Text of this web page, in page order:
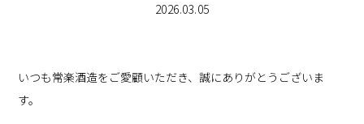
2026.03.05
いつも常楽酒造をご愛顧いただき、誠にありがとうございま
す。